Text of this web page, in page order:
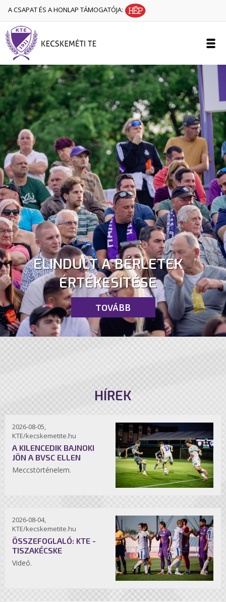
A CSAPAT ÉS A HONLAP TÁMOGATÓJA:
ELINDULT A BÉRLETEK
ÉRTÉKESÍTÉSE
TOVÁBB
HÍREK
2026-08-05,
KTE/kecskemetite.hu
A KILENCEDIK BAJNOKI
JÖN A BVSC ELLEN
Meccstörténelem.
2026-08-04,
KTE/kecskemetite.hu
ÖSSZEFOGLALÓ: KTE -
TISZAKÉCSKE
Videó.